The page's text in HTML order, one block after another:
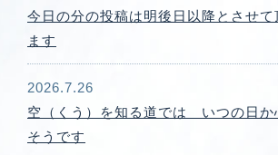
今日の分の投稿は明後日以降とさせて
ます
2026.7.26
空（くう）を知る道では いつの日か
そうです